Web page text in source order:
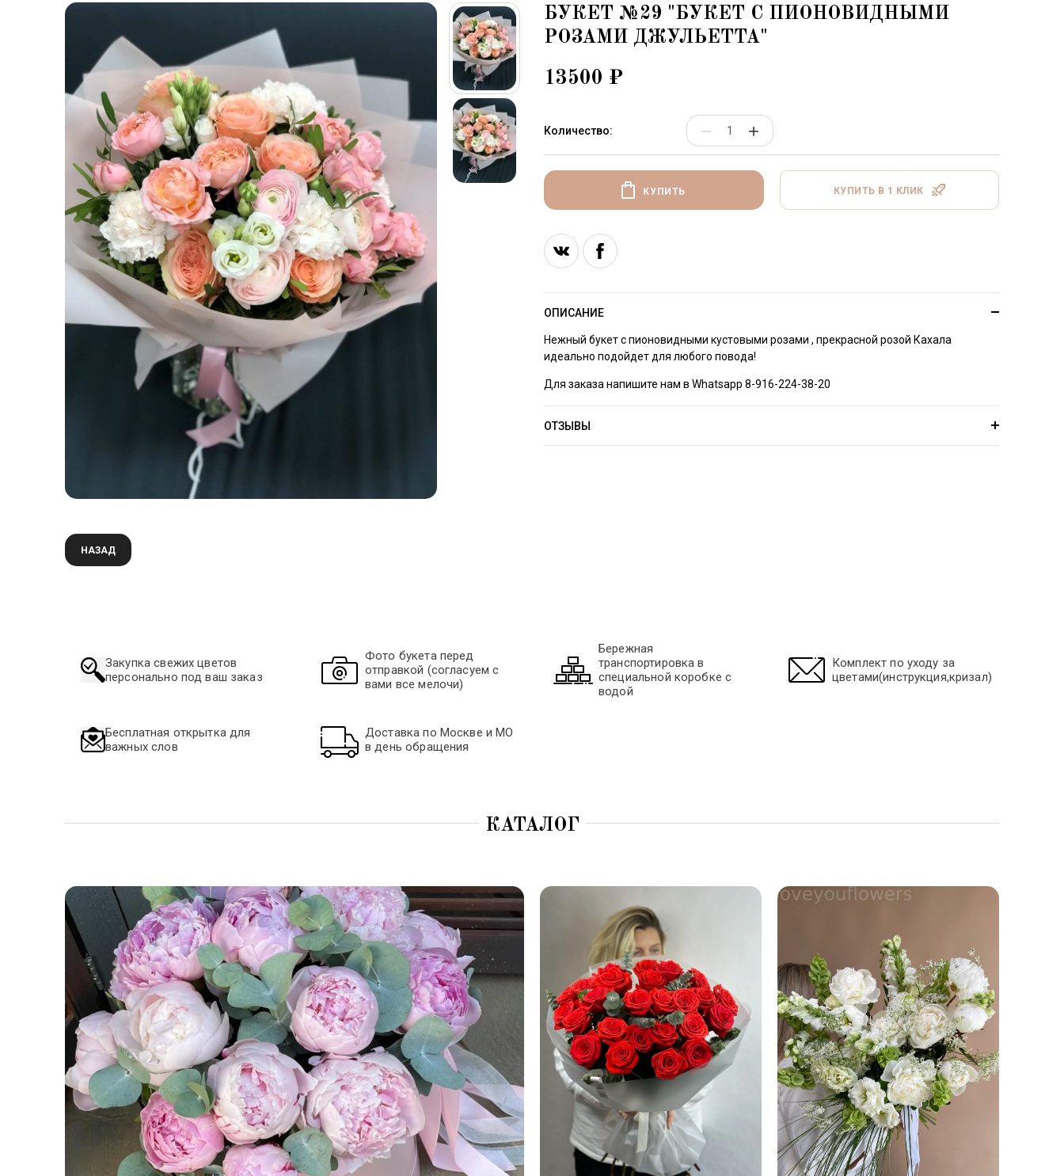
БУКЕТ №29 "БУКЕТ С ПИОНОВИДНЫМИ
РОЗАМИ ДЖУЛЬЕТТА"
13500 ₽
Количество: − +
КУПИТЬ КУПИТЬ В 1 КЛИК
ОПИСАНИЕ
Нежный букет с пионовидными кустовыми розами , прекрасной розой Кахала
идеально подойдет для любого повода!
Для заказа напишите нам в Whatsapp 8-916-224-38-20
ОТЗЫВЫ
НАЗАД
Закупка свежих цветов
персонально под ваш заказ
Фото букета перед
отправкой (согласуем с
вами все мелочи)
Бережная
транспортировка в
специальной коробке с
водой
Комплект по уходу за
цветами(инструкция,кризал)
Бесплатная открытка для
важных слов
Доставка по Москве и МО
в день обращения
КАТАЛОГ